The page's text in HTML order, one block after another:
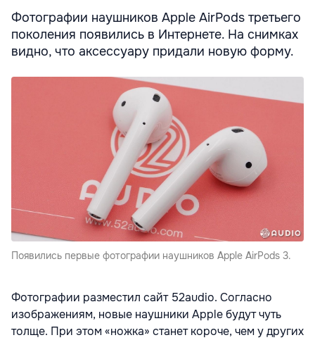
Фотографии наушников Apple AirPods третьего
поколения появились в Интернете. На снимках
видно, что аксессуару придали новую форму.
Появились первые фотографии наушников Apple AirPods 3.
Фотографии разместил сайт 52audio. Согласно
изображениям, новые наушники Apple будут чуть
толще. При этом «ножка» станет короче, чем у других